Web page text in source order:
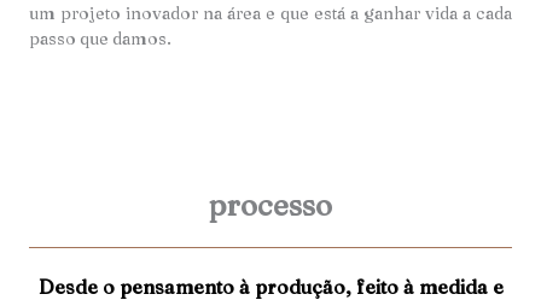
um projeto inovador na área e que está a ganhar vida a cada
passo que damos.
processo
Desde o pensamento à produção, feito à medida e